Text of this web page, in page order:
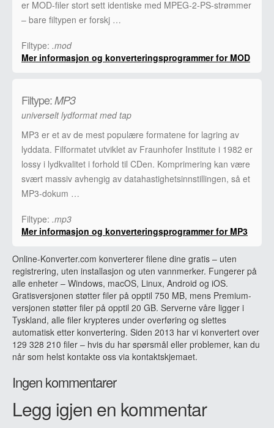
er MOD-filer stort sett identiske med MPEG-2-PS-strømmer
– bare filtypen er forskj …
Filtype: .mod
Mer informasjon og konverteringsprogrammer for MOD
Filtype:MP3
universelt lydformat med tap
MP3 er et av de mest populære formatene for lagring av
lyddata. Filformatet utviklet av Fraunhofer Institute i 1982 er
lossy i lydkvalitet i forhold til CDen. Komprimering kan være
svært massiv avhengig av datahastighetsinnstillingen, så et
MP3-dokum …
Filtype: .mp3
Mer informasjon og konverteringsprogrammer for MP3
Online-Konverter.com konverterer filene dine gratis – uten
registrering, uten installasjon og uten vannmerker. Fungerer på
alle enheter – Windows, macOS, Linux, Android og iOS.
Gratisversjonen støtter filer på opptil 750 MB, mens Premium-
versjonen støtter filer på opptil 20 GB. Serverne våre ligger i
Tyskland, alle filer krypteres under overføring og slettes
automatisk etter konvertering. Siden 2013 har vi konvertert over
129 328 210 filer – hvis du har spørsmål eller problemer, kan du
når som helst kontakte oss via kontaktskjemaet.
Ingen kommentarer
Legg igjen en kommentar